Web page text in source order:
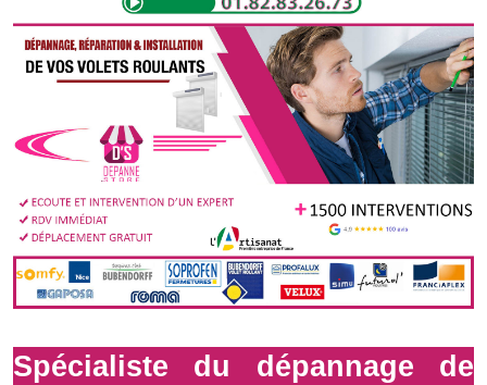
Spécialiste du dépannage de